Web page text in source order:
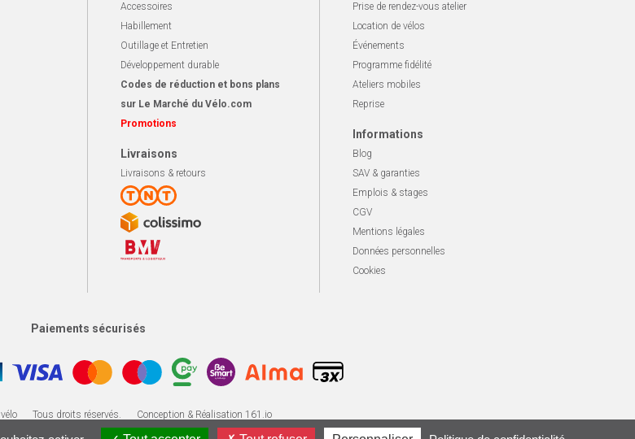
Accessoires
Habillement
Outillage et Entretien
Développement durable
Codes de réduction et bons plans
sur Le Marché du Vélo.com
Promotions
Livraisons
Livraisons & retours
Prise de rendez-vous atelier
Location de vélos
Événements
Programme fidélité
Ateliers mobiles
Reprise
Informations
Blog
SAV & garanties
Emplois & stages
CGV
Mentions légales
Données personnelles
Cookies
Paiements sécurisés
Tous droits réservés. Apotekisto, solution ecommerce
Conception & Réalisation 161.io